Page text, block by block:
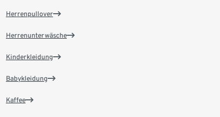
Herrenpullover
Herrenunterwäsche
Kinderkleidung
Babykleidung
Kaffee